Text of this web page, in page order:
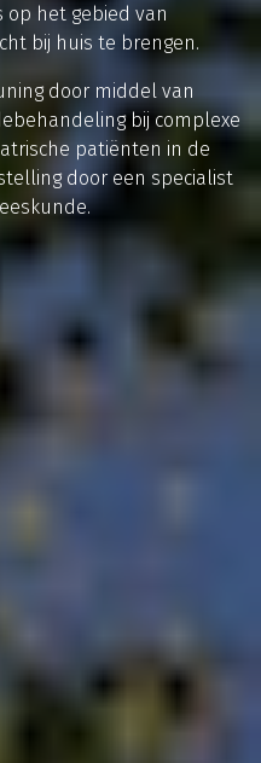
op het gebied van
bij huis te brengen.
door middel van
bij complexe
patiënten in de
door een specialist